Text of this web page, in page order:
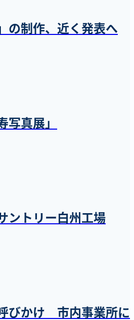
の制作、近く発表へ
写真展」
ントリー白州工場
びかけ 市内事業所に